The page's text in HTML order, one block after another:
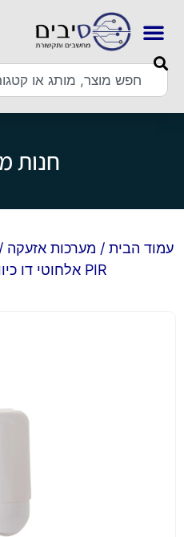
חנות
עמוד הבית / מערכות אזעקה /
PIR אלחוטי דו כיווני דגם DPS743